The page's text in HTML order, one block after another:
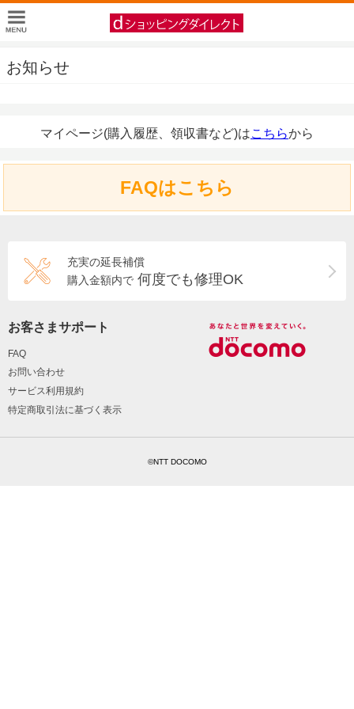
お知らせ
マイページ(購入履歴、領収書など)はこちらから
FAQはこちら
充実の延長補償
購入金額内で 何度でも修理OK
お客さまサポート
FAQ
お問い合わせ
サービス利用規約
特定商取引法に基づく表示
©NTT DOCOMO